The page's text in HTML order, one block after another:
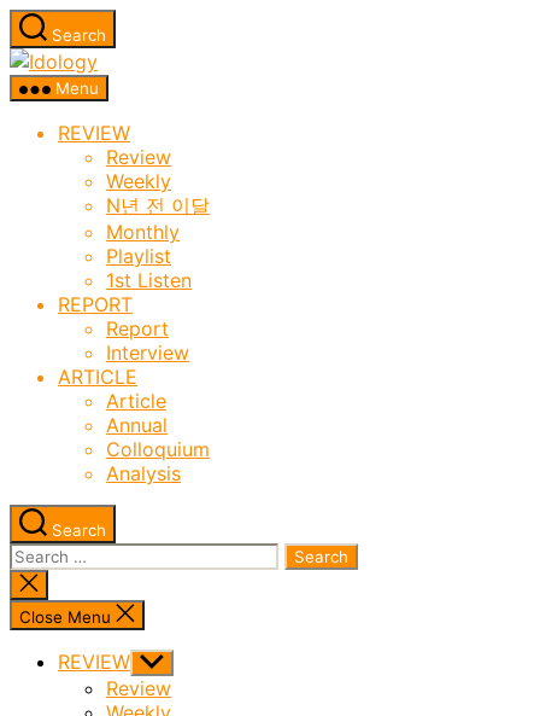
Skip
to
the
content
Search
Idology
Menu
REVIEW
Review
Weekly
N년 전 이달
Monthly
Playlist
1st Listen
REPORT
Report
Interview
ARTICLE
Article
Annual
Colloquium
Analysis
Search
Search
for:
Close
search
Close Menu
REVIEW Show
sub
menu
Review